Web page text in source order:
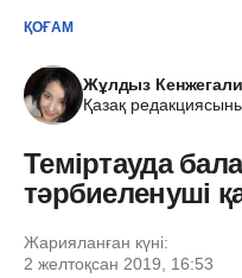
ҚОҒАМ
Жұлдыз
Қазақ
Теміртауда
тәрбиеленуші
Жарияланған күні:
2 желтоқсан 2019, 16:53